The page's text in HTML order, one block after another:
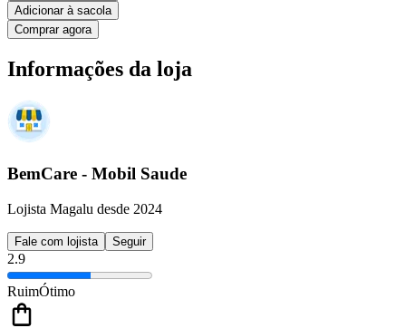
Adicionar à sacola
Comprar agora
Informações da loja
BemCare - Mobil Saude
Lojista Magalu desde 2024
Fale com lojista Seguir
2.9
RuimÓtimo